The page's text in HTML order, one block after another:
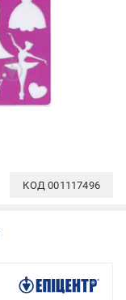
КОД001117496